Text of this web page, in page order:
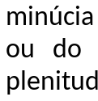
ou do